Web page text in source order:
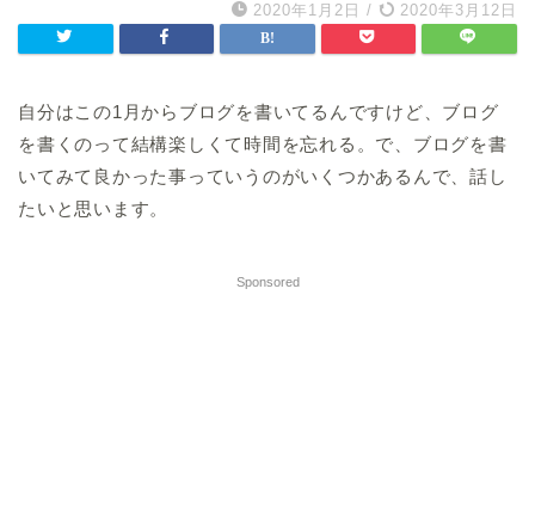
2020年1月2日 / 2020年3月12日
自分はこの1月からブログを書いてるんですけど、ブログ
を書くのって結構楽しくて時間を忘れる。で、ブログを書
いてみて良かった事っていうのがいくつかあるんで、話し
たいと思います。
Sponsored